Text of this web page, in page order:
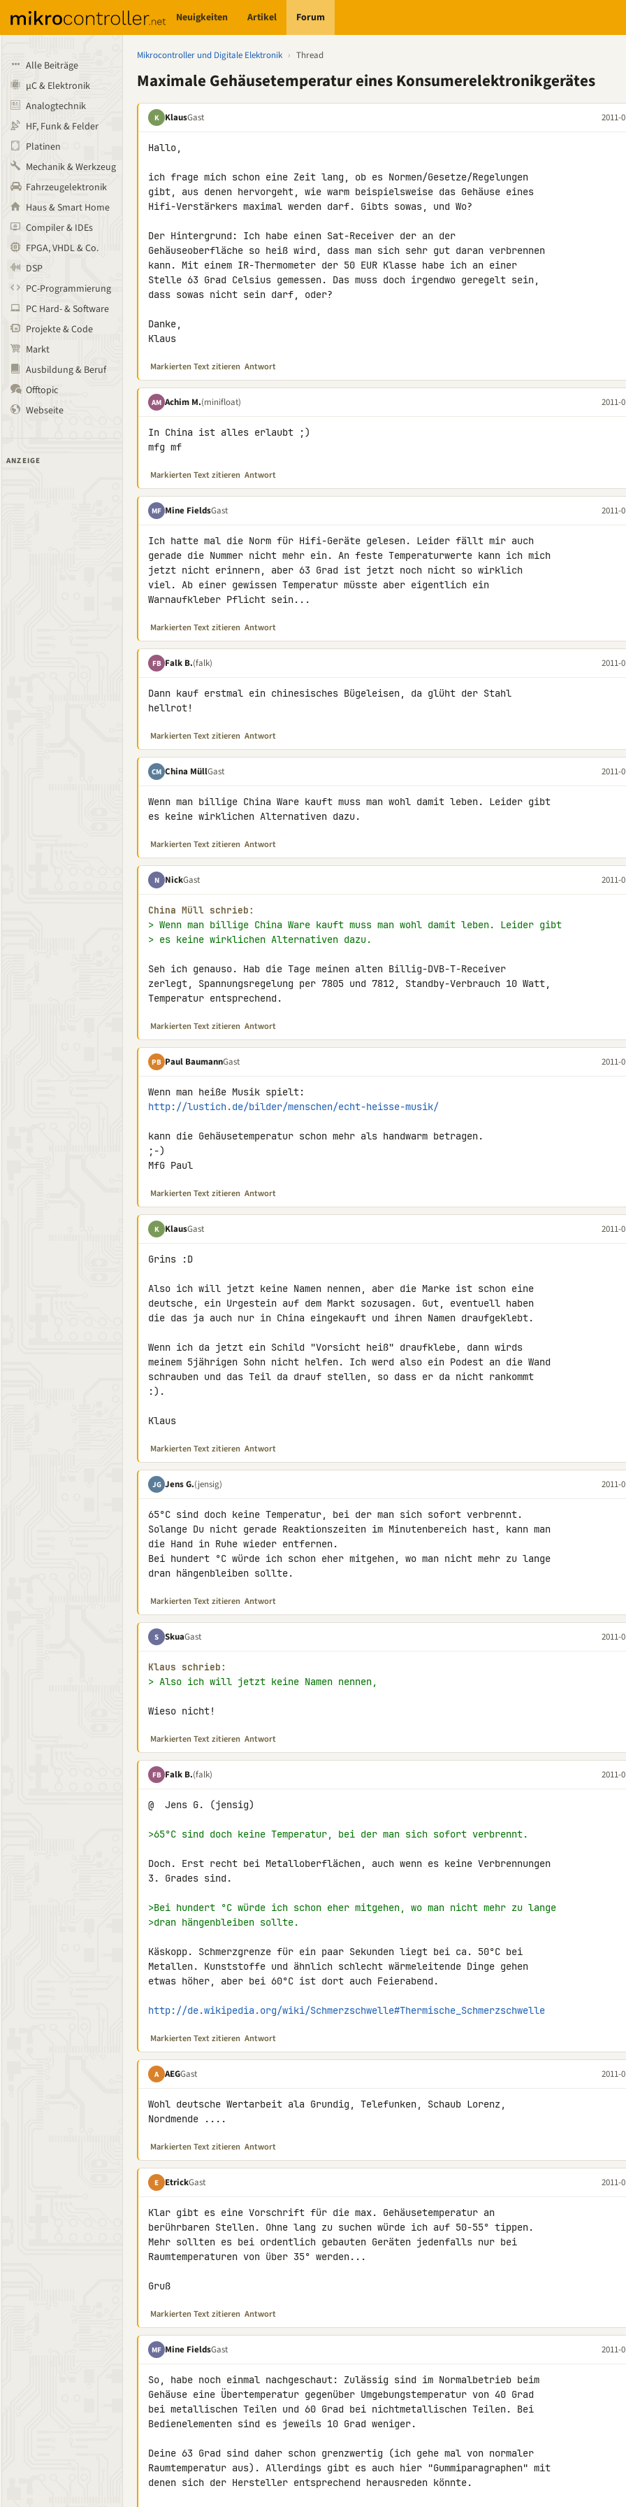
Neuigkeiten Artikel Forum
Alle Beiträge
µC & Elektronik
Analogtechnik
HF, Funk & Felder
Platinen
Mechanik & Werkzeug
Fahrzeugelektronik
Haus & Smart Home
Compiler & IDEs
FPGA, VHDL & Co.
DSP
PC-Programmierung
PC Hard- & Software
Projekte & Code
Markt
Ausbildung & Beruf
Offtopic
Webseite
ANZEIGE
Mikrocontroller und Digitale Elektronik › Thread
Maximale Gehäusetemperatur eines Konsumerelektronikgerätes
K KlausGast 2011-
Hallo,
ich frage mich schon eine Zeit lang, ob es Normen/Gesetze/Regelungen
gibt, aus denen hervorgeht, wie warm beispielsweise das Gehäuse eines
Hifi-Verstärkers maximal werden darf. Gibts sowas, und Wo?
Der Hintergrund: Ich habe einen Sat-Receiver der an der
Gehäuseoberfläche so heiß wird, dass man sich sehr gut daran verbrennen
kann. Mit einem IR-Thermometer der 50 EUR Klasse habe ich an einer
Stelle 63 Grad Celsius gemessen. Das muss doch irgendwo geregelt sein,
dass sowas nicht sein darf, oder?
Danke,
Klaus
Markierten Text zitieren Antwort
AM Achim M.(minifloat) 2011-
In China ist alles erlaubt ;)
mfg mf
Markierten Text zitieren Antwort
MF Mine FieldsGast 2011-
Ich hatte mal die Norm für Hifi-Geräte gelesen. Leider fällt mir auch
gerade die Nummer nicht mehr ein. An feste Temperaturwerte kann ich mich
jetzt nicht erinnern, aber 63 Grad ist jetzt noch nicht so wirklich
viel. Ab einer gewissen Temperatur müsste aber eigentlich ein
Warnaufkleber Pflicht sein...
Markierten Text zitieren Antwort
FB Falk B.(falk) 2011-
Dann kauf erstmal ein chinesisches Bügeleisen, da glüht der Stahl
hellrot!
Markierten Text zitieren Antwort
CM China MüllGast 2011-
Wenn man billige China Ware kauft muss man wohl damit leben. Leider gibt
es keine wirklichen Alternativen dazu.
Markierten Text zitieren Antwort
N NickGast 2011-
China Müll schrieb:
> Wenn man billige China Ware kauft muss man wohl damit leben. Leider gibt
> es keine wirklichen Alternativen dazu.
Seh ich genauso. Hab die Tage meinen alten Billig-DVB-T-Receiver
zerlegt, Spannungsregelung per 7805 und 7812, Standby-Verbrauch 10 Watt,
Temperatur entsprechend.
Markierten Text zitieren Antwort
PB Paul BaumannGast 2011-
http://lustich.de/bilder/menschen/echt-heisse-musik/
kann die Gehäusetemperatur schon mehr als handwarm betragen.
;-)
MfG Paul
Markierten Text zitieren Antwort
K KlausGast 2011-
Grins :D
Also ich will jetzt keine Namen nennen, aber die Marke ist schon eine
deutsche, ein Urgestein auf dem Markt sozusagen. Gut, eventuell haben
die das ja auch nur in China eingekauft und ihren Namen draufgeklebt.
Wenn ich da jetzt ein Schild "Vorsicht heiß" draufklebe, dann wirds
meinem 5jährigen Sohn nicht helfen. Ich werd also ein Podest an die Wand
schrauben und das Teil da drauf stellen, so dass er da nicht rankommt
:).
Klaus
Markierten Text zitieren Antwort
JG Jens G.(jensig) 2011-
65°C sind doch keine Temperatur, bei der man sich sofort verbrennt.
Solange Du nicht gerade Reaktionszeiten im Minutenbereich hast, kann man
die Hand in Ruhe wieder entfernen.
Bei hundert °C würde ich schon eher mitgehen, wo man nicht mehr zu lange
dran hängenbleiben sollte.
Markierten Text zitieren Antwort
S SkuaGast 2011-
Klaus schrieb:
> Also ich will jetzt keine Namen nennen,
Wieso nicht!
Markierten Text zitieren Antwort
FB Falk B.(falk) 2011-
@  Jens G. (jensig)
>65°C sind doch keine Temperatur, bei der man sich sofort verbrennt.
Doch. Erst recht bei Metalloberflächen, auch wenn es keine Verbrennungen
3. Grades sind.
>Bei hundert °C würde ich schon eher mitgehen, wo man nicht mehr zu lange
>dran hängenbleiben sollte.
Käskopp. Schmerzgrenze für ein paar Sekunden liegt bei ca. 50°C bei
Metallen. Kunststoffe und ähnlich schlecht wärmeleitende Dinge gehen
etwas höher, aber bei 60°C ist dort auch Feierabend.
http://de.wikipedia.org/wiki/Schmerzschwelle#Thermische_Schmerzschwelle
Markierten Text zitieren Antwort
A AEGGast 2011-
Wohl deutsche Wertarbeit ala Grundig, Telefunken, Schaub Lorenz,
Nordmende ....
Markierten Text zitieren Antwort
E EtrickGast 2011-
Klar gibt es eine Vorschrift für die max. Gehäusetemperatur an
berührbaren Stellen. Ohne lang zu suchen würde ich auf 50-55° tippen.
Mehr sollten es bei ordentlich gebauten Geräten jedenfalls nur bei
Raumtemperaturen von über 35° werden...
Gruß
Markierten Text zitieren Antwort
MF Mine FieldsGast 2011-
So, habe noch einmal nachgeschaut: Zulässig sind im Normalbetrieb beim
Gehäuse eine Übertemperatur gegenüber Umgebungstemperatur von 40 Grad
bei metallischen Teilen und 60 Grad bei nichtmetallischen Teilen. Bei
Bedienelementen sind es jeweils 10 Grad weniger.
Deine 63 Grad sind daher schon grenzwertig (ich gehe mal von normaler
Raumtemperatur aus). Allerdings gibt es auch hier "Gummiparagraphen" mit
denen sich der Hersteller entsprechend herausreden könnte.